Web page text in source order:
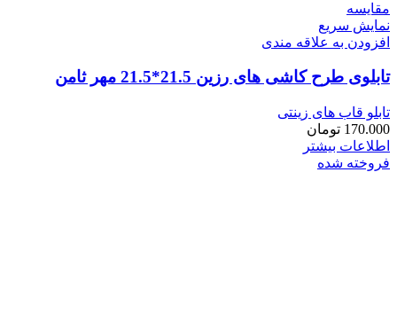
مقايسه
نمایش سریع
افزودن به علاقه مندی
تابلوی طرح کاشی های رزین 21.5*21.5 مهر ثامن
تابلو قاب های زینتی
170.000 تومان
اطلاعات بیشتر
فروخته شده